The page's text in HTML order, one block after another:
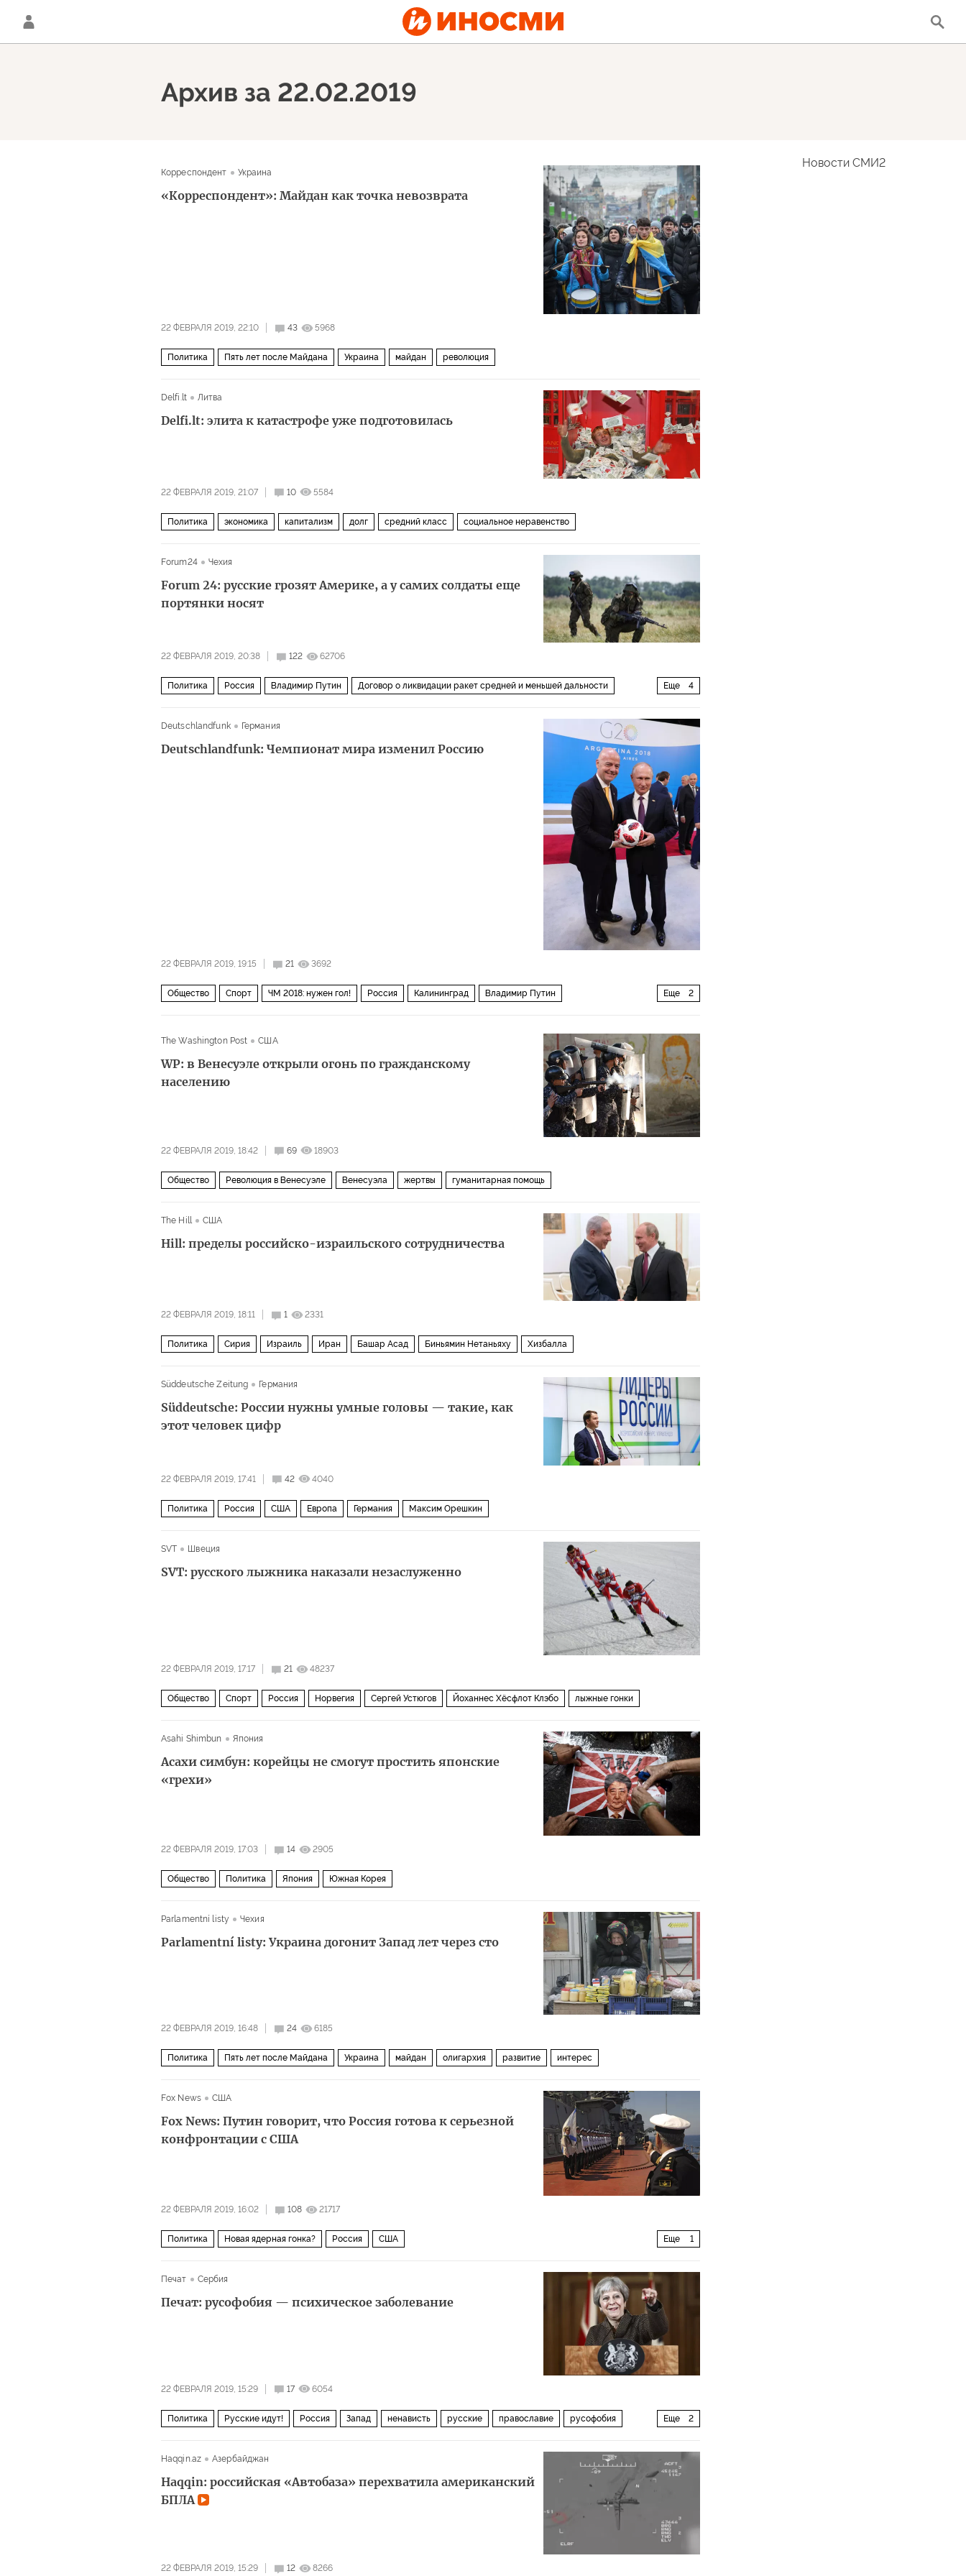
Архив за 22.02.2019
Корреспондент Украина
«Корреспондент»: Майдан как точка невозврата
22 ФЕВРАЛЯ 2019, 22:10 43 5968
Политика Пять лет после Майдана Украина майдан революция
Delfi.lt Литва
Delfi.lt: элита к катастрофе уже подготовилась
22 ФЕВРАЛЯ 2019, 21:07 10 5584
Политика экономика капитализм долг средний класс социальное неравенство
Forum24 Чехия
Forum 24: русские грозят Америке, а у самих солдаты еще
портянки носят
22 ФЕВРАЛЯ 2019, 20:38 122 62706
Еще 4
Политика Россия Владимир Путин Договор о ликвидации ракет средней и меньшей дальности
Deutschlandfunk
Германия
Deutschlandfunk: Чемпионат мира изменил Россию
22 ФЕВРАЛЯ 2019, 19:15 21 3692
Еще 2
Общество Спорт ЧМ 2018: нужен гол! Россия Калининград Владимир Путин
The Washington Post США
WP: в Венесуэле открыли огонь по гражданскому
населению
22 ФЕВРАЛЯ 2019, 18:42 69 18903
Общество Революция в Венесуэле Венесуэла жертвы гуманитарная помощь
The Hill США
Hill: пределы российско-израильского сотрудничества
22 ФЕВРАЛЯ 2019, 18:11 1 2331
Политика Сирия Израиль Иран Башар Асад Биньямин Нетаньяху Хизбалла
Süddeutsche Zeitung Германия
Süddeutsche: России нужны умные головы — такие, как
этот человек цифр
22 ФЕВРАЛЯ 2019, 17:41 42 4040
Политика Россия США Европа Германия Максим Орешкин
SVT Швеция
SVT: русского лыжника наказали незаслуженно
22 ФЕВРАЛЯ 2019, 17:17 21 48237
Общество Спорт Россия Норвегия Сергей Устюгов Йоханнес Хёсфлот Клэбо лыжные гонки
Asahi Shimbun Япония
Асахи симбун: корейцы не смогут простить японские
«грехи»
22 ФЕВРАЛЯ 2019, 17:03 14 2905
Общество Политика Япония Южная Корея
Parlamentní listy Чехия
Parlamentní listy: Украина догонит Запад лет через сто
22 ФЕВРАЛЯ 2019, 16:48 24 6185
Политика Пять лет после Майдана Украина майдан олигархия развитие интерес
Fox News США
Fox News: Путин говорит, что Россия готова к серьезной
конфронтации с США
22 ФЕВРАЛЯ 2019, 16:02 108 21717
Еще 1
Политика Новая ядерная гонка? Россия США
Печат
Сербия
Печат: русофобия — психическое заболевание
22 ФЕВРАЛЯ 2019, 15:29 17 6054
Еще 2
Политика Русские идут! Россия Запад ненависть русские православие русофобия
Haqqin.az
Азербайджан
Haqqin: российская «Автобаза» перехватила американский
БПЛА
22 ФЕВРАЛЯ 2019, 15:29 12 8266
Новости СМИ2